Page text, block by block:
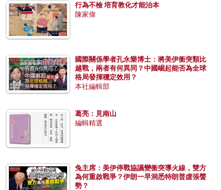
行為不檢 培育教化才能治本
陳家偉
國際關係學者孔永樂博士：將美伊衝突類比
越戰，兩者有何異同？中國崛起能否為全球
格局發揮穩定效用？
本社編輯部
葛亮：見南山
編輯精選
兔主席：美伊停戰協議變衝突導火線，雙方
為何重啟戰爭？伊朗一早洞悉特朗普虛張聲
勢？